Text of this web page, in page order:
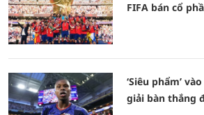
FIFA bán cổ
‘Siêu phẩm’
giải bàn thắng